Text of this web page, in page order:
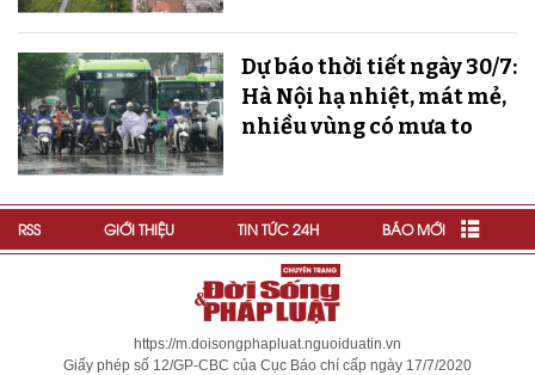
Dự báo thời tiết ngày 30/7:
Hà Nội hạ nhiệt, mát mẻ,
nhiều vùng có mưa to
RSS GIỚI THIỆU TIN TỨC 24H BÁO MỚI
https://m.doisongphapluat.nguoiduatin.vn
Giấy phép số 12/GP-CBC của Cục Báo chí cấp ngày 17/7/2020